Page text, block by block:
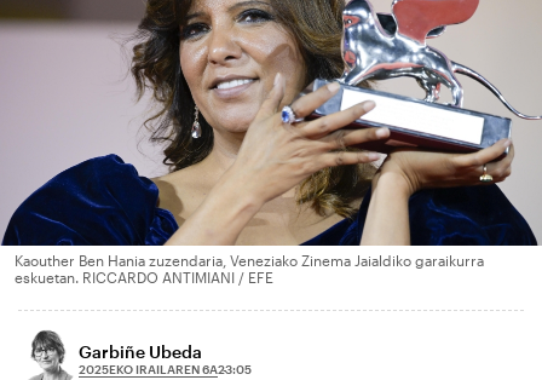
Kaouther Ben Hania zuzendaria, Veneziako Zinema Jaialdiko garaikurra
eskuetan. RICCARDO ANTIMIANI / EFE
Garbiñe Ubeda
2025EKO IRAILAREN 6A23:05